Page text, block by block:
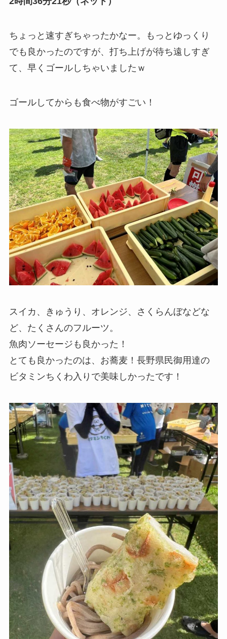
ちょっと速すぎちゃったかなー。もっとゆっくり
でも良かったのですが、打ち上げが待ち遠しすぎ
て、早くゴールしちゃいましたｗ
ゴールしてからも食べ物がすごい！
スイカ、きゅうり、オレンジ、さくらんぼなどな
ど、たくさんのフルーツ。
魚肉ソーセージも良かった！
とても良かったのは、お蕎麦！長野県民御用達の
ビタミンちくわ入りで美味しかったです！